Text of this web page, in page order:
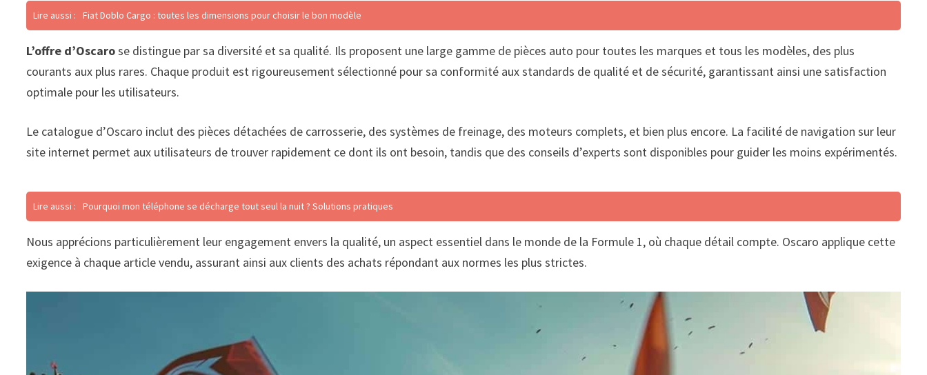
Lire aussi : Fiat Doblo Cargo : toutes les dimensions pour choisir le bon modèle
L’offre d’Oscarose distingue par sa diversité et sa qualité. Ils proposent une large gamme de pièces auto pour toutes les marques et tous les modèles, des plus
courants aux plus rares. Chaque produit est rigoureusement sélectionné pour sa conformité aux standards de qualité et de sécurité, garantissant ainsi une satisfaction
optimale pour les utilisateurs.
Le catalogue d’Oscaro inclut des pièces détachées de carrosserie, des systèmes de freinage, des moteurs complets, et bien plus encore. La facilité de navigation sur leur
site internet permet aux utilisateurs de trouver rapidement ce dont ils ont besoin, tandis que des conseils d’experts sont disponibles pour guider les moins expérimentés.
Lire aussi : Pourquoi mon téléphone se décharge tout seul la nuit ? Solutions pratiques
Nous apprécions particulièrement leur engagement envers la qualité, un aspect essentiel dans le monde de la Formule 1, où chaque détail compte. Oscaro applique cette
exigence à chaque article vendu, assurant ainsi aux clients des achats répondant aux normes les plus strictes.